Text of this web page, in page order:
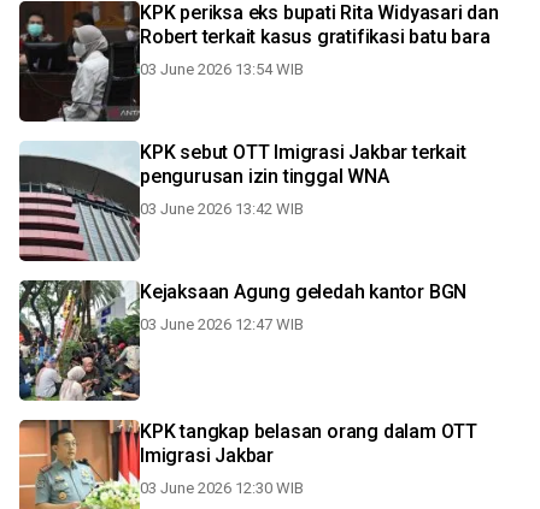
KPK periksa eks bupati Rita Widyasari dan
Robert terkait kasus gratifikasi batu bara
03 June 2026 13:54 WIB
KPK sebut OTT Imigrasi Jakbar terkait
pengurusan izin tinggal WNA
03 June 2026 13:42 WIB
Kejaksaan Agung geledah kantor BGN
03 June 2026 12:47 WIB
KPK tangkap belasan orang dalam OTT
Imigrasi Jakbar
03 June 2026 12:30 WIB